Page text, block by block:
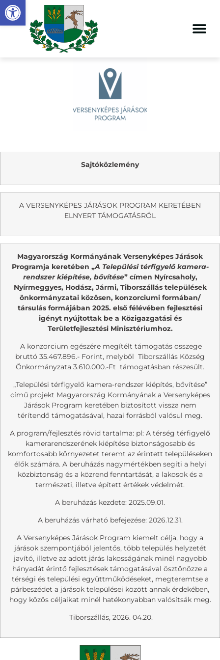
Eszköztár megnyitása
Sajtóközlemény
A VERSENYKÉPES JÁRÁSOK PROGRAM KERETÉBEN
ELNYERT TÁMOGATÁSRÓL
Magyarország Kormányának Versenyképes Járások
Programja keretében „A Települési térfigyelő kamera-
rendszer kiépítése, bővítése” címen Nyírcsaholy,
Nyírmeggyes, Hodász, Jármi, Tiborszállás települések
önkormányzatai közösen, konzorciumi formában/
társulás formájában 2025. első félévében fejlesztési
igényt nyújtottak be a Közigazgatási és
Területfejlesztési Minisztériumhoz.
A konzorcium egészére megítélt támogatás összege
bruttó 35.467.896.- Forint, melyből Tiborszállás Község
Önkormányzata 3.610.000.-Ft támogatásban részesült.
„Települési térfigyelő kamera-rendszer kiépítés, bővítése”
című projekt Magyarország Kormányának a Versenyképes
Járások Program keretében biztosított vissza nem
térítendő támogatásával, hazai forrásból valósul meg.
A program/fejlesztés rövid tartalma: pl: A térség térfigyelő
kamerarendszerének kiépítése biztonságosabb és
komfortosabb környezetet teremt az érintett településeken
élők számára. A beruházás nagymértékben segíti a helyi
közbiztonság és a közrend fenntartását, a lakosok és a
természeti, illetve épített értékek védelmét.
A beruházás kezdete: 2025.09.01.
A beruházás várható befejezése: 2026.12.31.
A Versenyképes Járások Program kiemelt célja, hogy a
járások szempontjából jelentős, több település helyzetét
javító, illetve az adott járás lakosságának minél nagyobb
hányadát érintő fejlesztések támogatásával ösztönözze a
térségi és települési együttműködéseket, megteremtse a
párbeszédet a járások települései között annak érdekében,
hogy közös céljaikat minél hatékonyabban valósítsák meg.
Tiborszállás, 2026. 04.20.